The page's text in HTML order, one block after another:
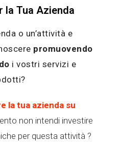
la Tua Azienda
o un’attività e
promuovendo
i vostri servizi e
la tua azienda su
non intendi investire
per questa attività ?